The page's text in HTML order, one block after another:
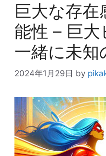
巨大な存在
能性 – 巨大
一緒に未知
2024年1月29日 by